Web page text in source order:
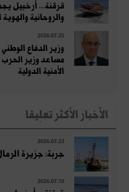
قرقنة... أرخبيل
والروحانية والهوية
2026.07.25
وزير الدفاع
مساعد وزير الحرب
الأمنية الدولية
الأخبار الأكثر تعلِيقا
2026.07.23
جربة: جزيرة
2026.07.10